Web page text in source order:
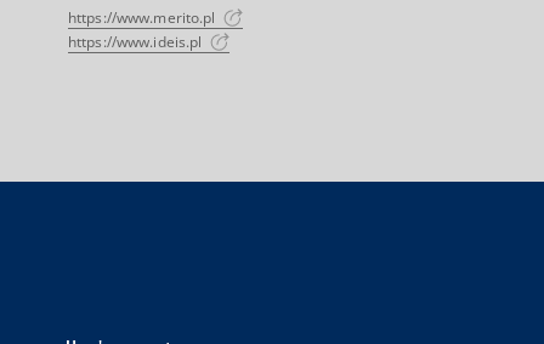
https://www.merito.pl
https://www.ideis.pl